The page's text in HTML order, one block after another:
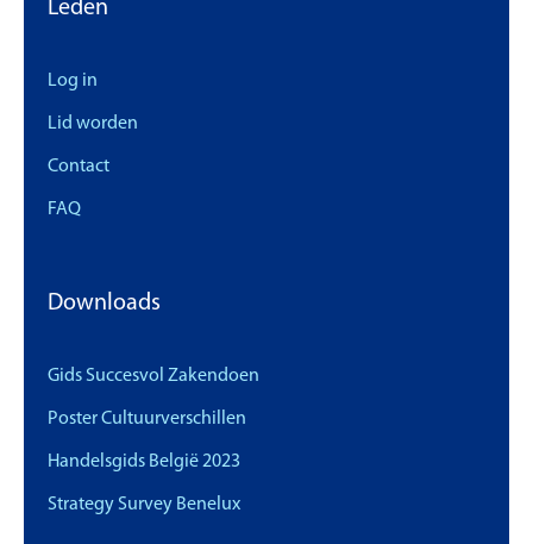
Leden
Log in
Lid worden
Contact
FAQ
Downloads
Gids Succesvol Zakendoen
Poster Cultuurverschillen
Handelsgids België 2023
Strategy Survey Benelux